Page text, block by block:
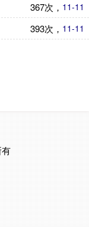
11-11
367次，
11-11
393次，